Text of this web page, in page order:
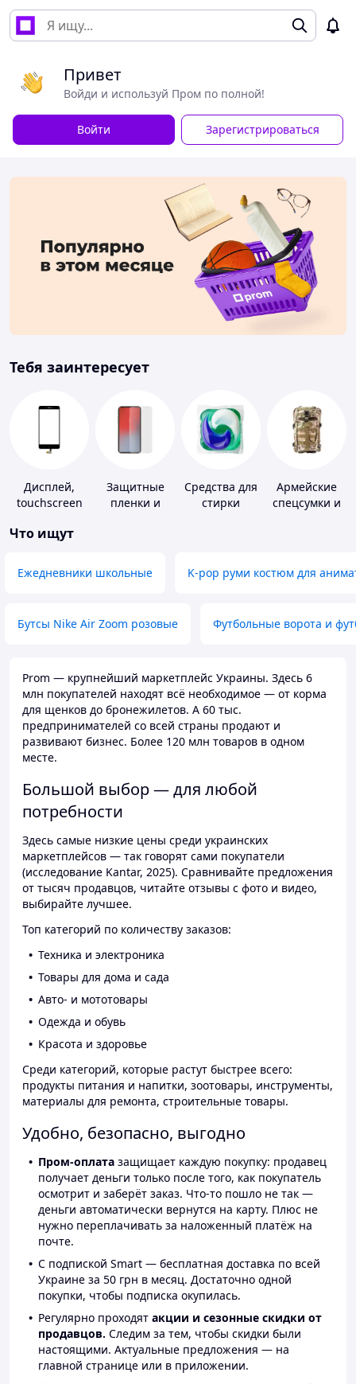
Привет
Войди и используй Пром по полной!
Войти Зарегистрироваться
Тебя заинтересует
Дисплей,
touchscreen
телефонов
Защитные
пленки и
Средства для
стирки
Армейские
спецсумки и
Что ищут
Ежедневники школьные K-pop руми костюм для
Бутсы Nike Air Zoom розовые Футбольные ворота и
Prom — крупнейший маркетплейс Украины. Здесь 6
млн покупателей находят всё необходимое — от корма
для щенков до бронежилетов. А 60 тыс.
предпринимателей со всей страны продают и
развивают бизнес. Более 120 млн товаров в одном
месте.
Большой выбор — для любой
потребности
Здесь самые низкие цены среди украинских
маркетплейсов — так говорят сами покупатели
(исследование Kantar, 2025). Сравнивайте предложения
от тысяч продавцов, читайте отзывы с фото и видео,
выбирайте лучшее.
Топ категорий по количеству заказов:
Техника и электроника
Товары для дома и сада
Авто- и мототовары
Одежда и обувь
Красота и здоровье
Среди категорий, которые растут быстрее всего:
продукты питания и напитки, зоотовары, инструменты,
материалы для ремонта, строительные товары.
Удобно, безопасно, выгодно
Пром-оплата защищает каждую покупку: продавец
получает деньги только после того, как покупатель
осмотрит и заберёт заказ. Что-то пошло не так —
деньги автоматически вернутся на карту. Плюс не
нужно переплачивать за наложенный платёж на
почте.
С подпиской Smart — бесплатная доставка по всей
Украине за 50 грн в месяц. Достаточно одной
покупки, чтобы подписка окупилась.
Регулярно проходят акции и сезонные скидки от
продавцов. Следим за тем, чтобы скидки были
настоящими. Актуальные предложения — на
главной странице или в приложении.